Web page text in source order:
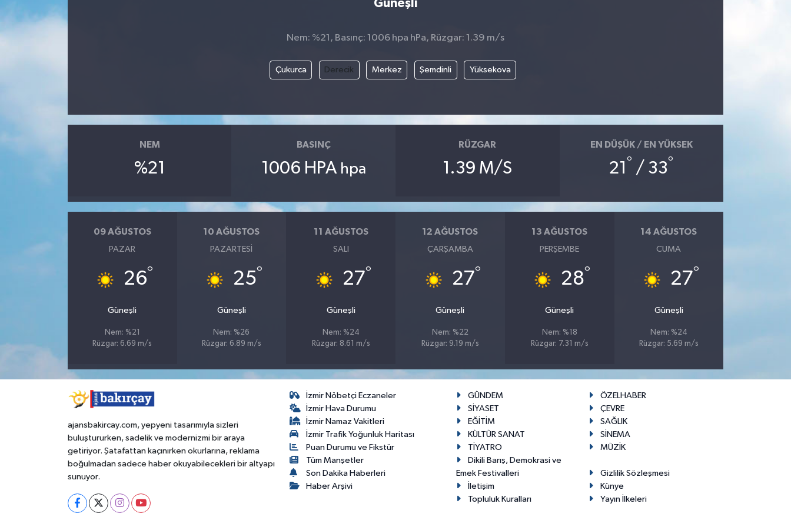
Güneşli
Nem: %21, Basınç: 1006 hpa hPa, Rüzgar: 1.39 m/s
Çukurca Derecik Merkez Şemdinli Yüksekova
NEM
%21
BASINÇ
1006 HPA hpa
RÜZGAR
1.39 M/S
EN DÜŞÜK / EN YÜKSEK
21 ° / 33°
09 AĞUSTOS
PAZAR
26°
Güneşli
Nem: %21
Rüzgar: 6.69 m/s
10 AĞUSTOS
PAZARTESI
25°
Güneşli
Nem: %26
Rüzgar: 6.89 m/s
11 AĞUSTOS
SALI
27°
Güneşli
Nem: %24
Rüzgar: 8.61 m/s
12 AĞUSTOS
ÇARŞAMBA
27°
Güneşli
Nem: %22
Rüzgar: 9.19 m/s
13 AĞUSTOS
PERŞEMBE
28°
Güneşli
Nem: %18
Rüzgar: 7.31 m/s
14 AĞUSTOS
CUMA
27°
Güneşli
Nem: %24
Rüzgar: 5.69 m/s
ajansbakircay.com, yepyeni tasarımıyla sizleri
buluştururken, sadelik ve modernizmi bir araya
getiriyor. Şatafattan kaçınırken okurlarına, reklama
boğulmadan sadece haber okuyabilecekleri bir altyapı
sunuyor.
İzmir Nöbetçi Eczaneler
İzmir Hava Durumu
İzmir Namaz Vakitleri
İzmir Trafik Yoğunluk Haritası
Puan Durumu ve Fikstür
Tüm Manşetler
Son Dakika Haberleri
Haber Arşivi
GÜNDEM
ÖZELHABER
SİYASET
ÇEVRE
EĞİTİM
SAĞLIK
KÜLTÜR SANAT
SİNEMA
TİYATRO
MÜZİK
Dikili Barış, Demokrasi ve
Emek Festivalleri
Gizlilik Sözleşmesi
İletişim
Künye
Topluluk Kuralları
Yayın İlkeleri